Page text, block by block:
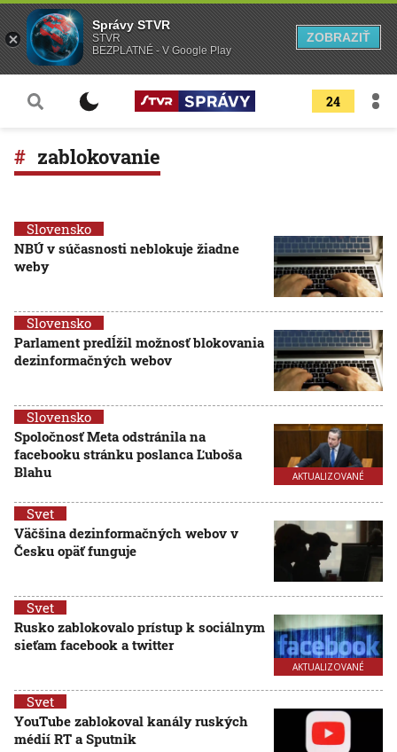
24
zablokovanie
Slovensko
NBÚ v súčasnosti neblokuje žiadne
weby
Slovensko
Parlament predĺžil možnosť blokovania
dezinformačných webov
AKTUALIZOVANÉ
Slovensko
Spoločnosť Meta odstránila na
facebooku stránku poslanca Ľuboša
Blahu
Svet
Väčšina dezinformačných webov v
Česku opäť funguje
AKTUALIZOVANÉ
Svet
Rusko zablokovalo prístup k sociálnym
sieťam facebook a twitter
Svet
YouTube zablokoval kanály ruských
médií RT a Sputnik
Správy STVR
STVR
BEZPLATNÉ - V Google Play
ZOBRAZIŤ